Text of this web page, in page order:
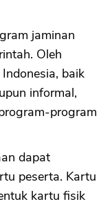
jaminan
Oleh
baik
informal,
program
dapat
peserta. Kartu
kartu fisik